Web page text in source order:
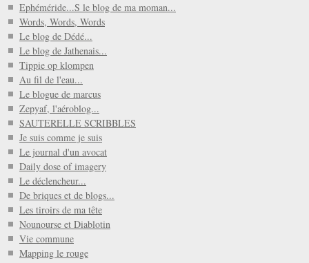
Ephéméride...S le blog de ma moman...
Words, Words, Words
Le blog de Dédé...
Le blog de Jathenais...
Tippie op klompen
Au fil de l'eau...
Le blogue de marcus
Zepyaf, l'aéroblog...
SAUTERELLE SCRIBBLES
Je suis comme je suis
Le journal d'un avocat
Daily dose of imagery
Le déclencheur...
De briques et de blogs...
Les tiroirs de ma tête
Nounourse et Diablotin
Vie commune
Mapping le rouge